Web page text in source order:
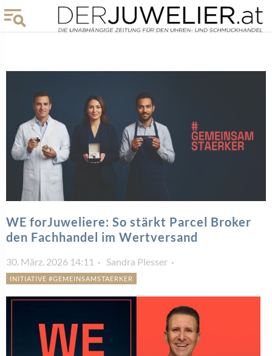
WE forJuweliere: So stärkt Parcel Broker
den Fachhandel im Wertversand
30. März. 2026 14:11 Sandra Plesser
INITIATIVE #GEMEINSAMSTAERKER